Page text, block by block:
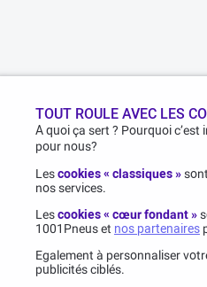
TOUT ROULE AVEC LES
A quoi ça sert ? Pourquoi c’est
pour nous?
Lescookies « classiques »
nos services.
Lescookies « cœur fondant »
1001Pneus et nos partenaires
Egalement à personnaliser
publicités ciblés.